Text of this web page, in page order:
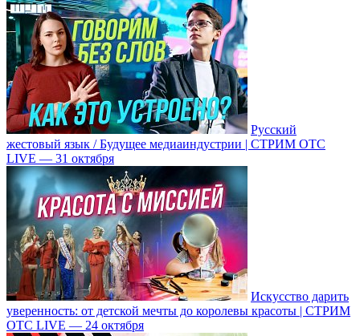
Русский
жестовый язык / Будущее медиаиндустрии | СТРИМ ОТС
LIVE — 31 октября
Искусство дарить
уверенность: от детской мечты до королевы красоты | СТРИМ
ОТС LIVE — 24 октября